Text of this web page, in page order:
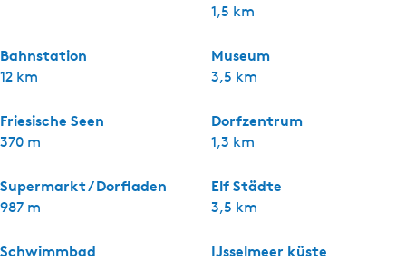
1,5 km
Bahnstation
12 km
Museum
3,5 km
Friesische Seen
370 m
Dorfzentrum
1,3 km
Supermarkt / Dorfladen
987 m
Elf Städte
3,5 km
Schwimmbad IJsselmeer küste